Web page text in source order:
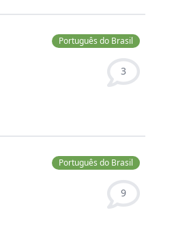
Português do Brasil
3
Português do Brasil
9